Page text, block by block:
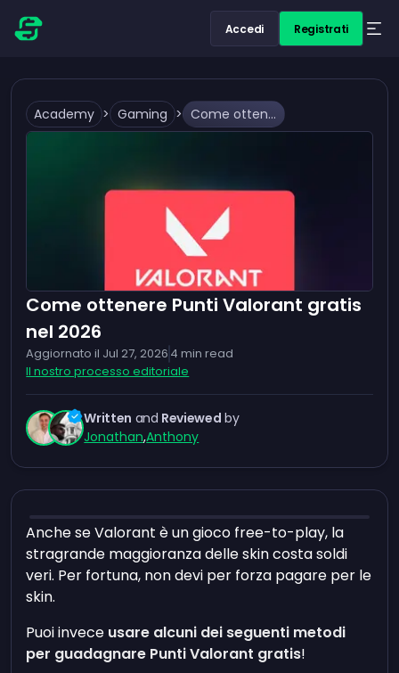
Accedi Registrati
Academy > Gaming > Come ottenere Punti Valorant gratis nel 2026
Come ottenere Punti Valorant gratis
nel 2026
Aggiornato il Jul 27, 2026 4 min read
Il nostro processo editoriale
Written and Reviewed by
Jonathan,Anthony
Anche se Valorant è un gioco free-to-play, la
stragrande maggioranza delle skin costa soldi
veri. Per fortuna, non devi per forza pagare per le
skin.
Puoi invece usare alcuni dei seguenti metodi
per guadagnare Punti Valorant gratis!